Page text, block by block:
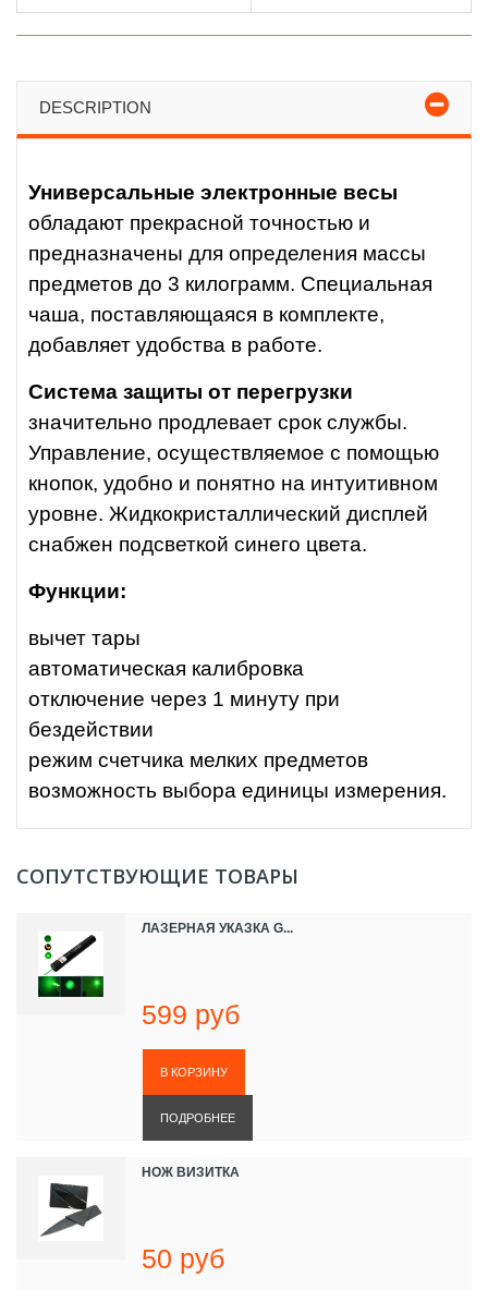
DESCRIPTION
Универсальные электронные весы
обладают прекрасной точностью и
предназначены для определения массы
предметов до 3 килограмм. Специальная
чаша, поставляющаяся в комплекте,
добавляет удобства в работе.
Система защиты от перегрузки
значительно продлевает срок службы.
Управление, осуществляемое с помощью
кнопок, удобно и понятно на интуитивном
уровне. Жидкокристаллический дисплей
снабжен подсветкой синего цвета.
Функции:
вычет тары
автоматическая калибровка
отключение через 1 минуту при
бездействии
режим счетчика мелких предметов
возможность выбора единицы измерения.
СОПУТСТВУЮЩИЕ ТОВАРЫ
ЛАЗЕРНАЯ УКАЗКА G...
599 руб
ПОДРОБНЕЕ
НОЖ ВИЗИТКА
50 руб